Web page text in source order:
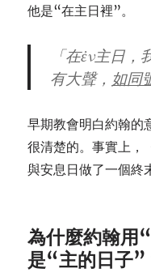
他是“在主日裡”。
「在ἐν主日
有大聲， 如同
早期教會明白約翰的
很清楚的。事實上，
與安息日做了一個終
為什麼約翰用
是“主的日子”